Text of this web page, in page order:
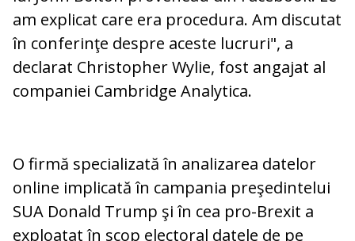
am explicat care era procedura. Am discutat
în conferinţe despre aceste lucruri", a
declarat Christopher Wylie, fost angajat al
companiei Cambridge Analytica.
O firmă specializată în analizarea datelor
online implicată în campania preşedintelui
SUA Donald Trump şi în cea pro-Brexit a
exploatat în scop electoral datele de pe